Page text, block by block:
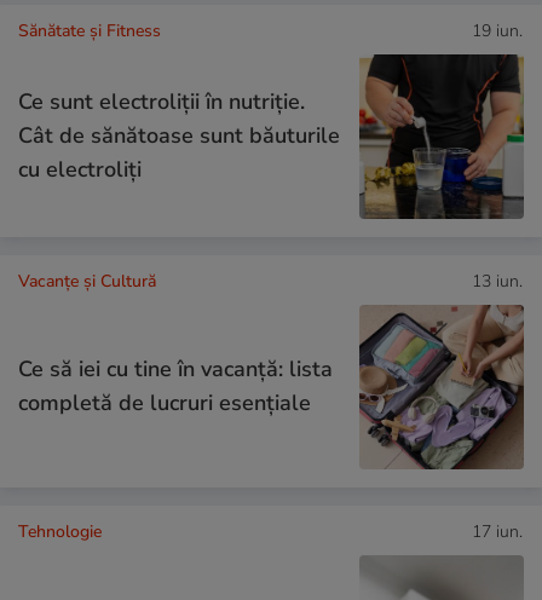
Sănătate și Fitness 19 iun.
Ce sunt electroliţii în nutriţie.
Cât de sănătoase sunt băuturile
cu electroliţi
Vacanțe și Cultură 13 iun.
Ce să iei cu tine în vacanță: lista
completă de lucruri esențiale
Tehnologie 17 iun.